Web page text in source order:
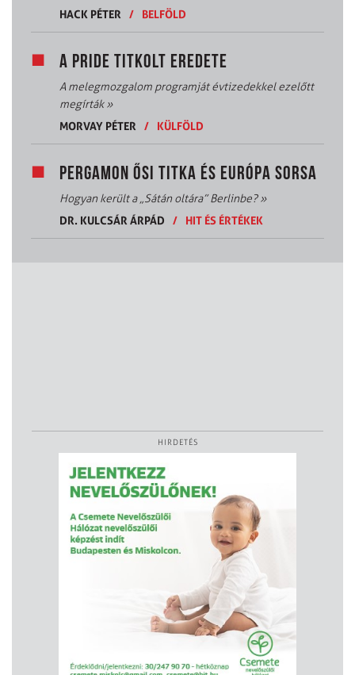
HACK PÉTER
/ BELFÖLD
A PRIDE TITKOLT EREDETE
A melegmozgalom programját évtizedekkel ezelőtt
megírták»
MORVAY PÉTER
/ KÜLFÖLD
PERGAMON ŐSI TITKA ÉS EURÓPA SORSA
Hogyan került a „Sátán oltára” Berlinbe?»
DR. KULCSÁR ÁRPÁD
/ HIT ÉS ÉRTÉKEK
HIRDETÉS